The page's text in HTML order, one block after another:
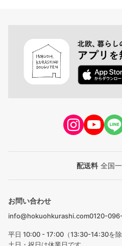
配送料 全国
お問い合わせ
info@hokuohkurashi.com0120-
平日 10:00 - 17:00（13:30-14:30を除
土日・祝日は休業日です